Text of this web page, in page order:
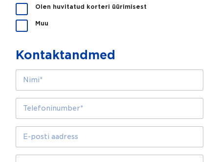
s
a
e
?
Olen huvitatud korteri üürimisest
Muu
Kontaktandmed
N
m
i
T
l
e
o
n
E
p
o
S